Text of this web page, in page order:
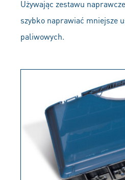
Używając zestawu
szybko naprawiać mniejsze
paliwowych.